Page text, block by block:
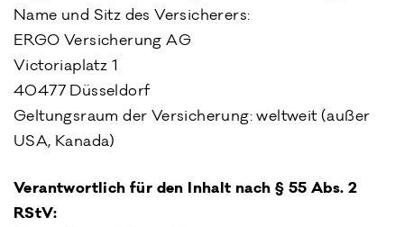
Name und Sitz des Versicherers:
ERGO Versicherung AG
Victoriaplatz 1
40477 Düsseldorf
Geltungsraum der Versicherung: weltweit (außer
USA, Kanada)
Verantwortlich für den Inhalt nach § 55 Abs. 2
RStV: